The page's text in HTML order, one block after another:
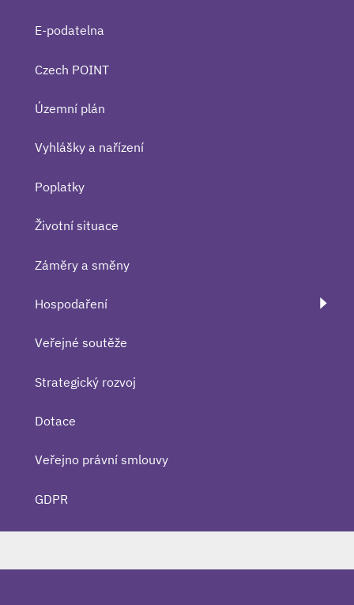
E-podatelna
Czech POINT
Územní plán
Vyhlášky a nařízení
Poplatky
Životní situace
Záměry a směny
Hospodaření
Veřejné soutěže
Strategický rozvoj
Dotace
Veřejno právní smlouvy
GDPR